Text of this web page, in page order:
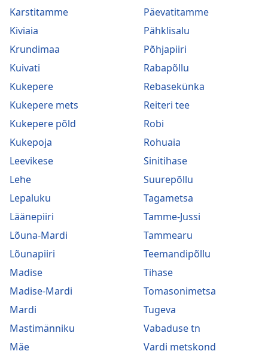
Karstitamme
Kiviaia
Krundimaa
Kuivati
Kukepere
Kukepere mets
Kukepere põld
Kukepoja
Leevikese
Lehe
Lepaluku
Läänepiiri
Lõuna-Mardi
Lõunapiiri
Madise
Madise-Mardi
Mardi
Mastimänniku
Mäe
Päevatitamme
Pähklisalu
Põhjapiiri
Rabapõllu
Rebasekünka
Reiteri tee
Robi
Rohuaia
Sinitihase
Suurepõllu
Tagametsa
Tamme-Jussi
Tammearu
Teemandipõllu
Tihase
Tomasonimetsa
Tugeva
Vabaduse tn
Vardi metskond